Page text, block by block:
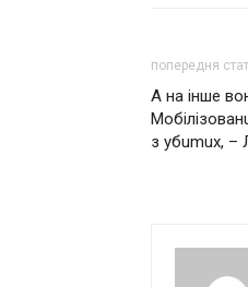
попередня
А на інше
з убumux, –